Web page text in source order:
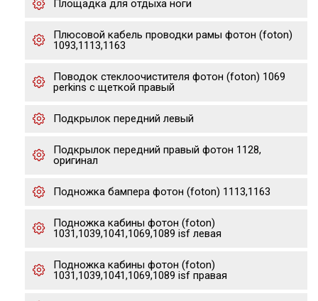
Площадка для отдыха ноги
Плюсовой кабель проводки рамы фотон (foton)
1093,1113,1163
Поводок стеклоочистителя фотон (foton) 1069
perkins с щеткой правый
Подкрылок передний левый
Подкрылок передний правый фотон 1128,
оригинал
Подножка бампера фотон (foton) 1113,1163
Подножка кабины фотон (foton)
1031,1039,1041,1069,1089 isf левая
Подножка кабины фотон (foton)
1031,1039,1041,1069,1089 isf правая